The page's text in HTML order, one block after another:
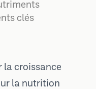
clés
la croissance
la nutrition